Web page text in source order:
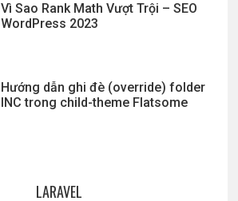
Vì Sao Rank Math Vượt Trội – SEO
WordPress 2023
Hướng dẫn ghi đè (override) folder
INC trong child-theme Flatsome
LARAVEL